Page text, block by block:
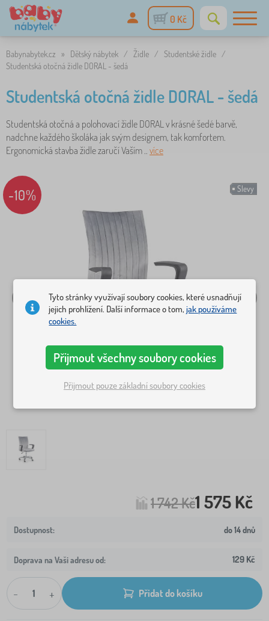
0 Kč
Babynabytek.cz » Dětský nábytek / Židle / Studentské židle /
Studentská otočná židle DORAL - šedá
Studentská otočná židle DORAL - šedá
Studentská otočná a polohovací židle DORAL v krásné šedé barvě,
nadchne každého školáka jak svým designem, tak komfortem.
Ergonomická stavba židle zaručí Vaším .. více
Slevy
-10%
1 742 Kč1 575 Kč
do 14 dnů
Doprava na Vaši adresu od: 129 Kč
- + Přidat do košíku
Tyto stránky využívají soubory cookies, které usnadňují
jejich prohlížení. Další informace o tom,jak používáme
cookies.
Přijmout všechny soubory cookies
Přijmout pouze základní soubory cookies